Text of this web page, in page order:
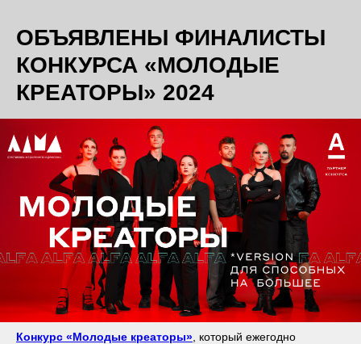
ОБЪЯВЛЕНЫ ФИНАЛИСТЫ
КОНКУРСА «МОЛОДЫЕ
КРЕАТОРЫ» 2024
Конкурс «Молодые креаторы» , который ежегодно